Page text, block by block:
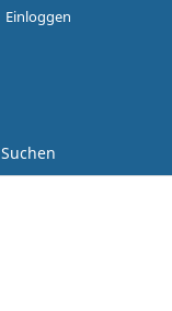
Suchen
Einloggen